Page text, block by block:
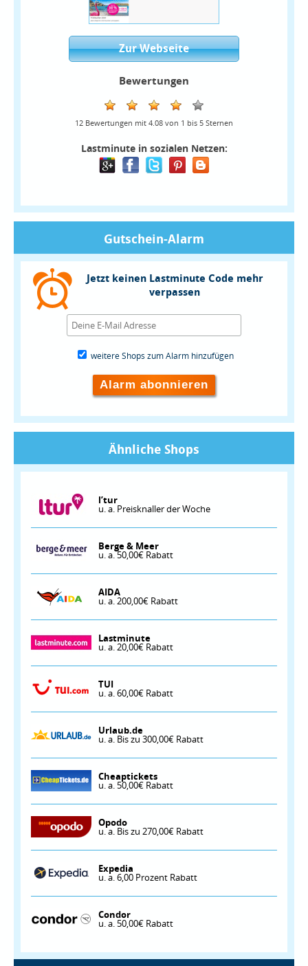
Zur Webseite
Bewertungen
12 Bewertungen mit 4.08 von 1 bis 5 Sternen
Lastminute in sozialen Netzen:
Gutschein-Alarm
Jetzt keinen Lastminute Code mehr
verpassen
weitere Shops zum Alarm hinzufügen
Alarm abonnieren
Ähnliche Shops
l’tur
u. a. Preisknaller der Woche
Berge & Meer
u. a. 50,00€ Rabatt
AIDA
u. a. 200,00€ Rabatt
Lastminute
u. a. 20,00€ Rabatt
TUI
u. a. 60,00€ Rabatt
Urlaub.de
u. a. Bis zu 300,00€ Rabatt
Cheaptickets
u. a. 50,00€ Rabatt
Opodo
u. a. Bis zu 270,00€ Rabatt
Expedia
u. a. 6,00 Prozent Rabatt
Condor
u. a. 50,00€ Rabatt